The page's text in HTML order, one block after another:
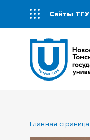
Сайты ТГУ
Главная страница